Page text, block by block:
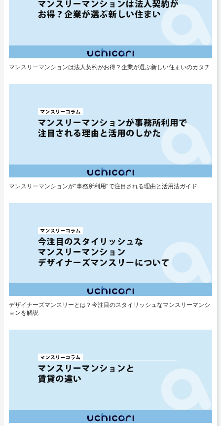
マンスリーマンションは法人契約がお得？企業が選ぶ新しい住まいのカタチ
マンスリーマンションが“事務所利用”で注目される理由と活用法ガイド
デザイナーズマンスリーとは？今注目のスタイリッシュなマンスリーマンシ
ョンを解説